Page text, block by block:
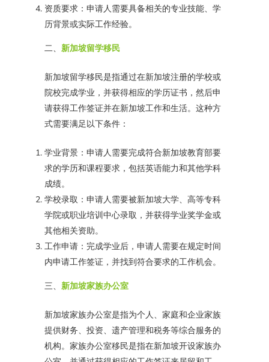
资质要求：申请人需要具备相关的专业技能、学
历背景或实际工作经验。
二、 新加坡留学移民
新加坡留学移民是指通过在新加坡注册的学校或
院校完成学业，并获得相应的学历证书，然后申
请获得工作签证并在新加坡工作和生活。这种方
式需要满足以下条件：
学业背景：申请人需要完成符合新加坡教育部要
求的学历和课程要求，包括英语能力和其他学科
成绩。
学校录取：申请人需要被新加坡大学、高等专科
学院或职业培训中心录取，并获得学业奖学金或
其他相关资助。
工作申请：完成学业后，申请人需要在规定时间
内申请工作签证，并找到符合要求的工作机会。
三、 新加坡家族办公室
新加坡家族办公室是指为个人、家庭和企业家族
提供财务、投资、遗产管理和税务等综合服务的
机构。家族办公室移民是指在新加坡开设家族办